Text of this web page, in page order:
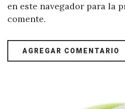
en este navegador para la
comente.